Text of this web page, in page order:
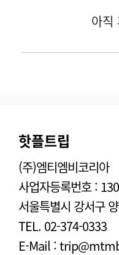
핫플트립
(주)엠티엠비코리아
사업자등록번호 :
서울특별시 강서구
TEL. 02-374-0333
E-Mail :